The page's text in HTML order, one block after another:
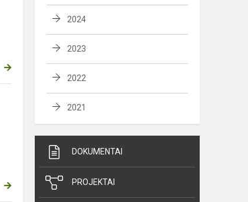
2024
2023
2022
2021
DOKUMENTAI
PROJEKTAI